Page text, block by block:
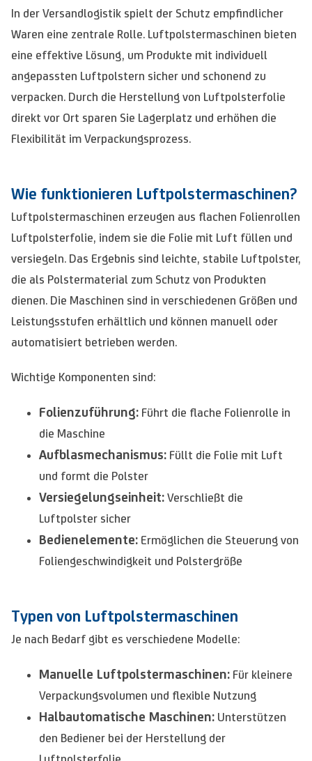
In der Versandlogistik spielt der Schutz empfindlicher
Waren eine zentrale Rolle. Luftpolstermaschinen bieten
eine effektive Lösung, um Produkte mit individuell
angepassten Luftpolstern sicher und schonend zu
verpacken. Durch die Herstellung von Luftpolsterfolie
direkt vor Ort sparen Sie Lagerplatz und erhöhen die
Flexibilität im Verpackungsprozess.
Wie funktionieren Luftpolstermaschinen?
Luftpolstermaschinen erzeugen aus flachen Folienrollen
Luftpolsterfolie, indem sie die Folie mit Luft füllen und
versiegeln. Das Ergebnis sind leichte, stabile Luftpolster,
die als Polstermaterial zum Schutz von Produkten
dienen. Die Maschinen sind in verschiedenen Größen und
Leistungsstufen erhältlich und können manuell oder
automatisiert betrieben werden.
Wichtige Komponenten sind:
Folienzuführung: Führt die flache Folienrolle in
die Maschine
Aufblasmechanismus: Füllt die Folie mit Luft
und formt die Polster
Versiegelungseinheit: Verschließt die
Luftpolster sicher
Bedienelemente: Ermöglichen die Steuerung von
Foliengeschwindigkeit und Polstergröße
Typen von Luftpolstermaschinen
Je nach Bedarf gibt es verschiedene Modelle:
Manuelle Luftpolstermaschinen: Für kleinere
Verpackungsvolumen und flexible Nutzung
Halbautomatische Maschinen: Unterstützen
den Bediener bei der Herstellung der